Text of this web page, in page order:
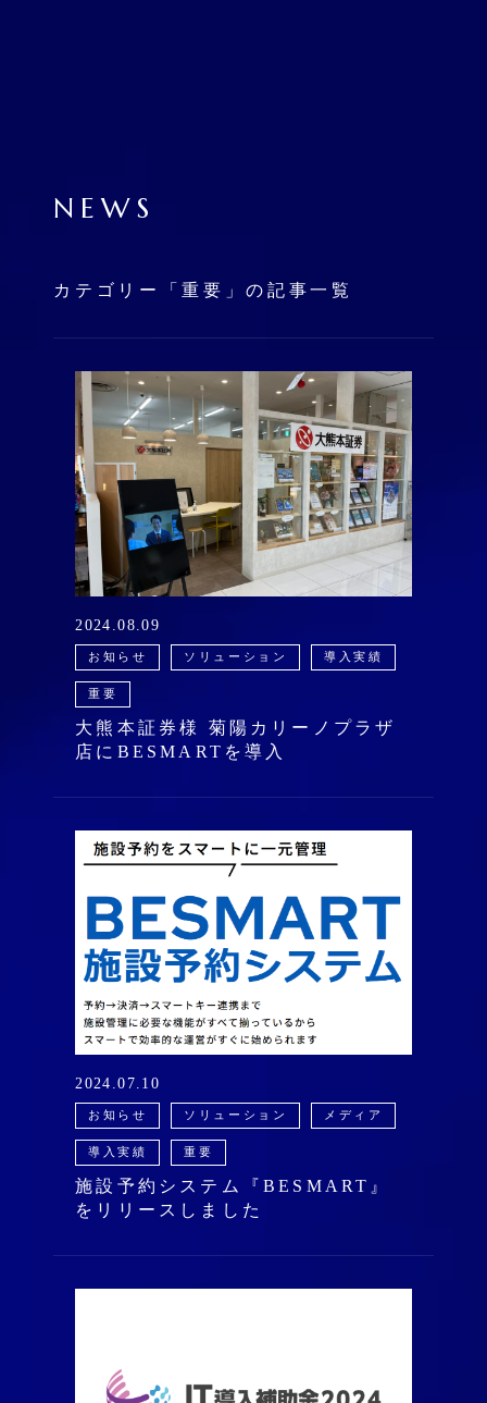
NEWS
カテゴリー「重要」の記事一覧
2024.08.09
お知らせ ソリューション 導入実績
重要
大熊本証券様 菊陽カリーノプラザ
店にBESMARTを導入
2024.07.10
お知らせ ソリューション メディア
導入実績 重要
施設予約システム『BESMART』
をリリースしました